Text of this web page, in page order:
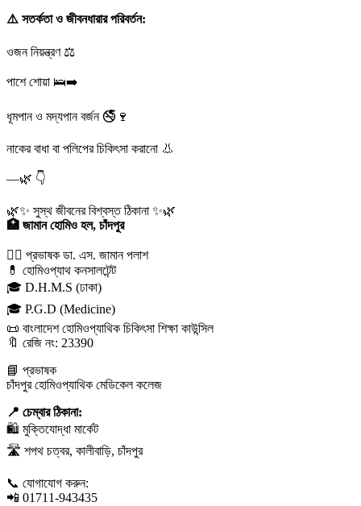
⚠️ সতর্কতা ও জীবনধারার পরিবর্তন:
ওজন নিয়ন্ত্রণ ⚖️
পাশে শোয়া 🛌➡️
ধূমপান ও মদ্যপান বর্জন🚭 🍷
নাকের বাধা বা পলিপের চিকিৎসা করানো 👃
—🌿 👇
🌿✨ সুস্থ জীবনের বিশ্বস্ত ঠিকানা ✨🌿
🏥 জামান হোমিও হল, চাঁদপুর
👨‍⚕️ প্রভাষক ডা. এস. জামান পলাশ
💊 হোমিওপ্যাথ কনসালটেন্ট
🎓 D.H.M.S (ঢাকা)
🎓 P.G.D (Medicine)
📜 বাংলাদেশ হোমিওপ্যাথিক চিকিৎসা শিক্ষা কাউন্সিল
🔖 রেজি নং: 23390
📘 প্রভাষক
চাঁদপুর হোমিওপ্যাথিক মেডিকেল কলেজ
📍 চেম্বার ঠিকানা:
🛍️ মুক্তিযোদ্ধা মার্কেট
🛣️ শপথ চত্বর, কালীবাড়ি, চাঁদপুর
📞 যোগাযোগ করুন:
📲 01711-943435